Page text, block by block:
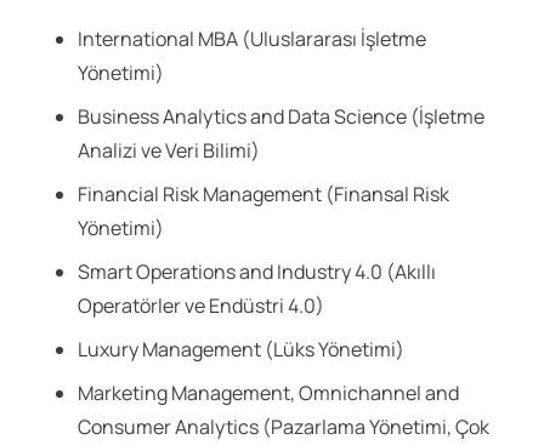
International MBA (Uluslararası İşletme
Yönetimi)
Business Analytics and Data Science (İşletme
Analizi ve Veri Bilimi)
Financial Risk Management (Finansal Risk
Yönetimi)
Smart Operations and Industry 4.0 (Akıllı
Operatörler ve Endüstri 4.0)
Luxury Management (Lüks Yönetimi)
Marketing Management, Omnichannel and
Consumer Analytics (Pazarlama Yönetimi, Çok